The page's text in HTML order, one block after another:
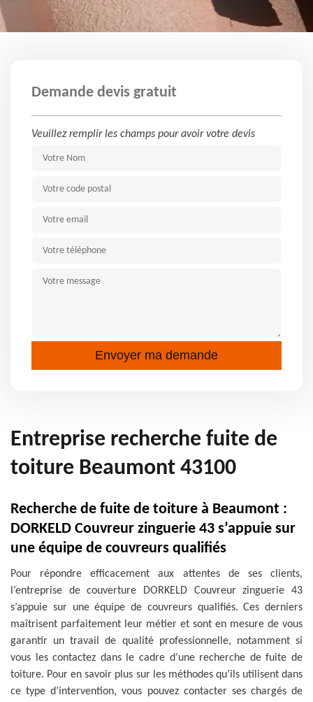
Demande devis gratuit
Veuillez remplir les champs pour avoir votre devis
Entreprise recherche fuite de
toiture Beaumont 43100
Recherche de fuite de toiture à Beaumont :
DORKELD Couvreur zinguerie 43 s’appuie sur
une équipe de couvreurs qualifiés
Pour répondre efficacement aux attentes de ses clients,
l’entreprise de couverture DORKELD Couvreur zinguerie 43
s’appuie sur une équipe de couvreurs qualifiés. Ces derniers
maîtrisent parfaitement leur métier et sont en mesure de vous
garantir un travail de qualité professionnelle, notamment si
vous les contactez dans le cadre d’une recherche de fuite de
toiture. Pour en savoir plus sur les méthodes qu’ils utilisent dans
ce type d’intervention, vous pouvez contacter ses chargés de